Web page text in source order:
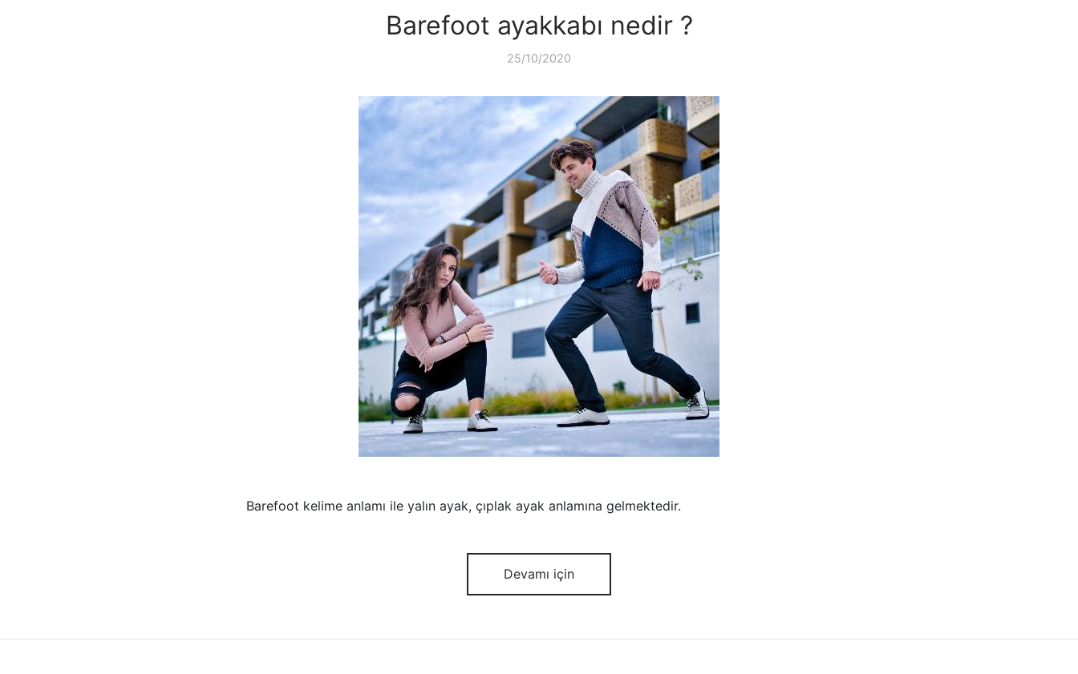
Barefoot ayakkabı nedir ?
25/10/2020
Barefoot kelime anlamı ile yalın ayak, çıplak ayak anlamına gelmektedir.
Devamı için